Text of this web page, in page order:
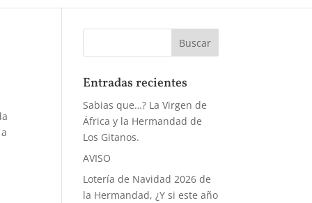
Entradas recientes
Sabias que…? La Virgen de
África y la Hermandad de
Los Gitanos.
AVISO
Lotería de Navidad 2026 de
la Hermandad, ¿Y si este año